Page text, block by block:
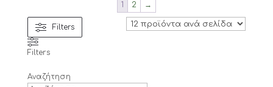
1 2 →
Filters
Filters
Αναζήτηση